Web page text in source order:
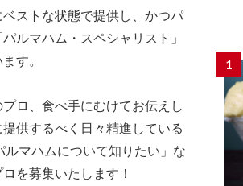
ストな状態で提供し、かつパ
ルマハム・スペシャリスト」
す。
ロ、食べ手にむけてお伝えし
供するべく日々精進している
マハムについて知りたい」な
を募集いたします！
1